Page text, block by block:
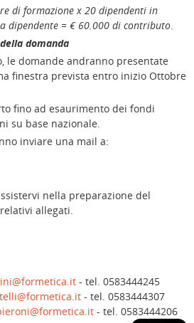
di formazione x 20 dipendenti in
dipendente = € 60.000 di contributo.
domanda
le domande andranno presentate
finestra prevista entro inizio Ottobre
fino ad esaurimento dei fondi
su base nazionale.
inviare una mail a:
nella preparazione del
allegati.
- tel. 0583444245
- tel. 0583444307
- tel. 0583444206